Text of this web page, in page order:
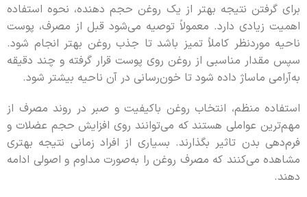
برای گرفتن نتیجه بهتر از یک روغن حجم دهنده، نحوه استفاده
اهمیت زیادی دارد. معمولاً توصیه می‌شود قبل از مصرف، پوست
ناحیه موردنظر کاملاً تمیز باشد تا جذب روغن بهتر انجام شود.
سپس مقدار مناسبی از روغن روی پوست قرار گرفته و چند دقیقه
به‌آرامی ماساژ داده شود تا خون‌رسانی در آن ناحیه بیشتر شود.
استفاده منظم، انتخاب روغن باکیفیت و صبر در روند مصرف از
مهم‌ترین عواملی هستند که می‌توانند روی افزایش حجم عضلات و
فرم‌دهی بدن تاثیر بگذارند. بسیاری از افراد زمانی نتیجه بهتری
مشاهده می‌کنند که مصرف روغن را به‌صورت مداوم و اصولی ادامه
دهند.